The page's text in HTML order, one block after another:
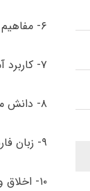
۶- مفاهیم ارتباط جمعی در رسانه
۷- کاربرد آمار و روش تحقیق
۸- دانش مدیریت
۹- زبان فارسی
۱۰- اخلاق و معارف اسلامی